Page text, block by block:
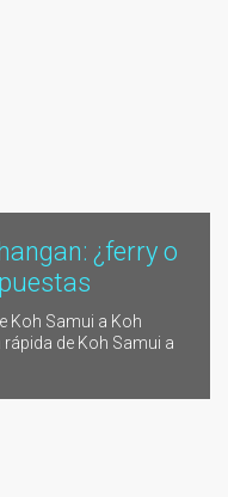
¿ferry o
Koh Samui a Koh
de Koh Samui a